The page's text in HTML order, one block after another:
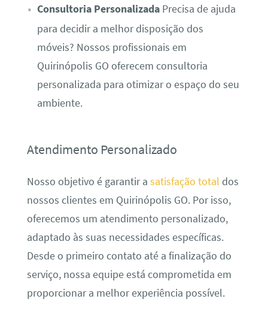
Consultoria PersonalizadaPrecisa de ajuda
para decidir a melhor disposição dos
móveis? Nossos profissionais em
Quirinópolis GO oferecem consultoria
personalizada para otimizar o espaço do seu
ambiente.
Atendimento Personalizado
Nosso objetivo é garantir a satisfação total dos
nossos clientes em Quirinópolis GO. Por isso,
oferecemos um atendimento personalizado,
adaptado às suas necessidades específicas.
Desde o primeiro contato até a finalização do
serviço, nossa equipe está comprometida em
proporcionar a melhor experiência possível.